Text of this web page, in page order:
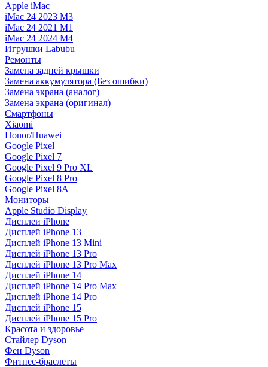
Apple iMac
iMac 24 2023 M3
iMac 24 2021 M1
iMac 24 2024 M4
Игрушки Labubu
Ремонты
Замена задней крышки
Замена аккумулятора (Без ошибки)
Замена экрана (аналог)
Замена экрана (оригинал)
Смартфоны
Xiaomi
Honor/Huawei
Google Pixel
Google Pixel 7
Google Pixel 9 Pro XL
Google Pixel 8 Pro
Google Pixel 8A
Мониторы
Apple Studio Display
Дисплеи iPhone
Дисплей iPhone 13
Дисплей iPhone 13 Mini
Дисплей iPhone 13 Pro
Дисплей iPhone 13 Pro Max
Дисплей iPhone 14
Дисплей iPhone 14 Pro Max
Дисплей iPhone 14 Pro
Дисплей iPhone 15
Дисплей iPhone 15 Pro
Красота и здоровье
Стайлер Dyson
Фен Dyson
Фитнес-браслеты